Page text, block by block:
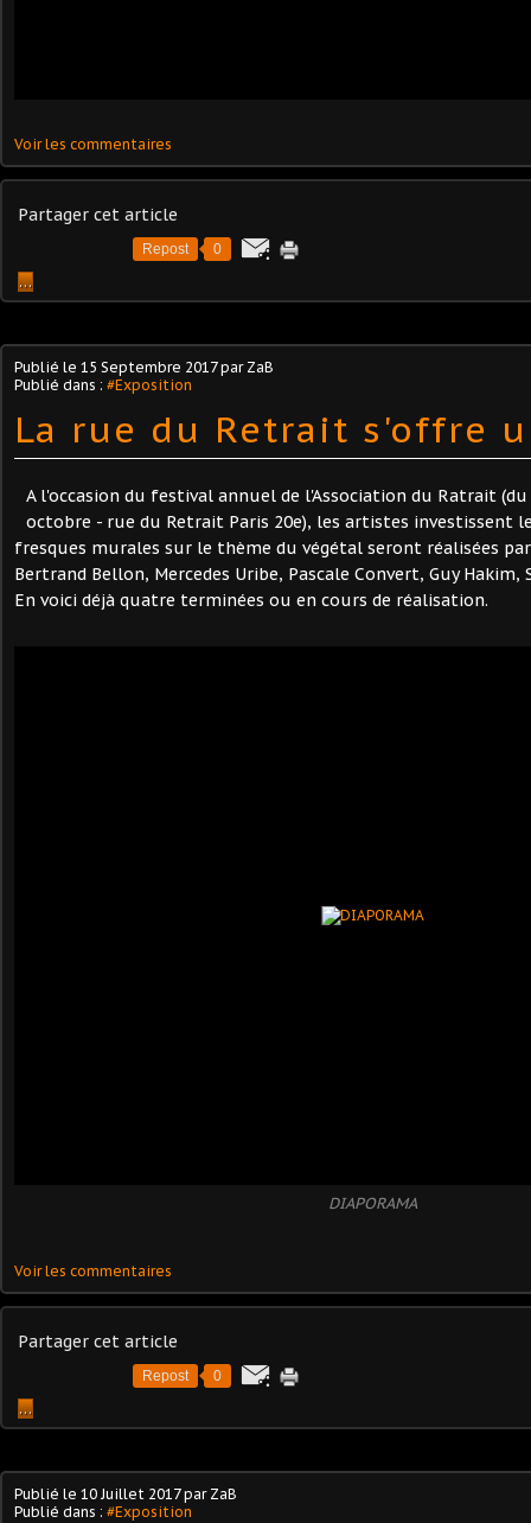
Voir les commentaires
Partager cet article
Repost 0
…
Publié le 15 Septembre 2017par ZaB
Publié dans : #Exposition
La rue du Retrait s'offre
A l'occasion du festival annuel de l'Association du Ratrait
octobre - rue du Retrait Paris 20e), les artistes investissent
fresques murales sur le thème du végétal seront réalisées par
Bertrand Bellon, Mercedes Uribe, Pascale Convert, Guy Hakim,
En voici déjà quatre terminées ou en cours de réalisation.
DIAPORAMA
Voir les commentaires
Partager cet article
Repost 0
…
Publié le 10 Juillet 2017par ZaB
Publié dans : #Exposition